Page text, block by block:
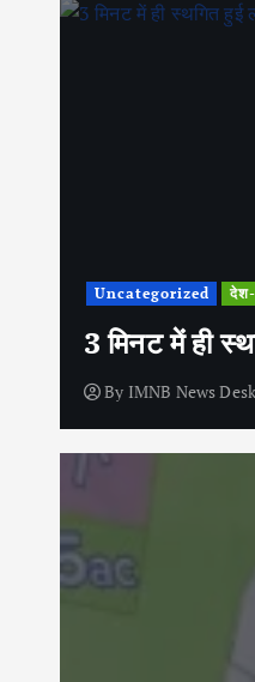
Uncategorized देश-
3 मिनट में ही
By IMNB News Desk